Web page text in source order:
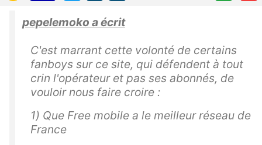
pepelemoko a écrit
C'est marrant cette volonté de certains
fanboys sur ce site, qui défendent à tout
crin l'opérateur et pas ses abonnés, de
vouloir nous faire croire :
1) Que Free mobile a le meilleur réseau de
France